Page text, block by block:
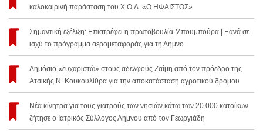
καλοκαιρινή παράσταση του Χ.Ο.Λ. «Ο ΗΦΑΙΣΤΟΣ»
Σημαντική εξέλιξη: Επιστρέφει η πρωτοβουλία Μπουμπούρα | Ξανά σε
ισχύ το πρόγραμμα αερομεταφοράς για τη Λήμνο
Δημόσιο «ευχαριστώ» στους αδελφούς Ζαΐμη από τον πρόεδρο της
Ατσικής Ν. Κουκουλίθρα για την αποκατάσταση αγροτικού δρόμου
Νέα κίνητρα για τους γιατρούς των νησιών κάτω των 20.000 κατοίκων
ζήτησε ο Ιατρικός Σύλλογος Λήμνου από τον Γεωργιάδη